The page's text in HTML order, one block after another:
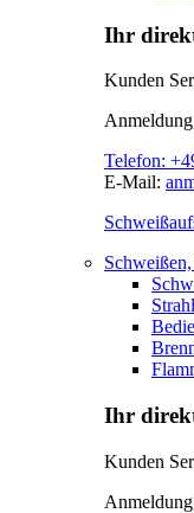
Ihr
Kunden
Telefon:
E-Mail:
Ihr
Kunden